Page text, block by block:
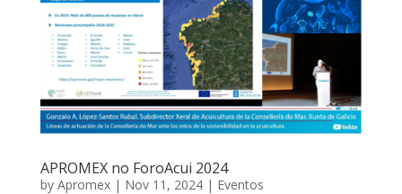
APROMEX no ForoAcui 2024
by Apromex| Nov 11, 2024| Eventos